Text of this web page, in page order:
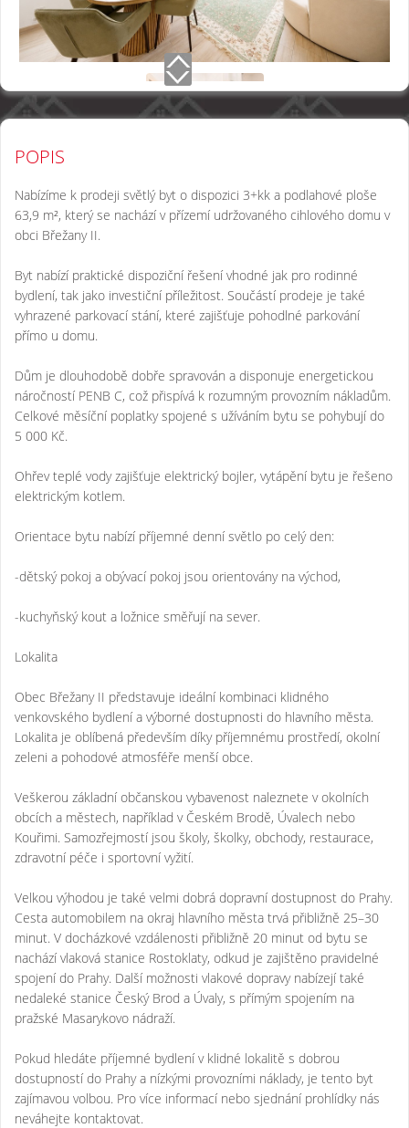
POPIS
Nabízíme k prodeji světlý byt o dispozici 3+kk a podlahové ploše
63,9 m², který se nachází v přízemí udržovaného cihlového domu v
obci Břežany II.
Byt nabízí praktické dispoziční řešení vhodné jak pro rodinné
bydlení, tak jako investiční příležitost. Součástí prodeje je také
vyhrazené parkovací stání, které zajišťuje pohodlné parkování
přímo u domu.
Dům je dlouhodobě dobře spravován a disponuje energetickou
náročností PENB C, což přispívá k rozumným provozním nákladům.
Celkové měsíční poplatky spojené s užíváním bytu se pohybují do
5 000 Kč.
Ohřev teplé vody zajišťuje elektrický bojler, vytápění bytu je řešeno
elektrickým kotlem.
Orientace bytu nabízí příjemné denní světlo po celý den:
-dětský pokoj a obývací pokoj jsou orientovány na východ,
-kuchyňský kout a ložnice směřují na sever.
Lokalita
Obec Břežany II představuje ideální kombinaci klidného
venkovského bydlení a výborné dostupnosti do hlavního města.
Lokalita je oblíbená především díky příjemnému prostředí, okolní
zeleni a pohodové atmosféře menší obce.
Veškerou základní občanskou vybavenost naleznete v okolních
obcích a městech, například v Českém Brodě, Úvalech nebo
Kouřimi. Samozřejmostí jsou školy, školky, obchody, restaurace,
zdravotní péče i sportovní vyžití.
Velkou výhodou je také velmi dobrá dopravní dostupnost do Prahy.
Cesta automobilem na okraj hlavního města trvá přibližně 25–30
minut. V docházkové vzdálenosti přibližně 20 minut od bytu se
nachází vlaková stanice Rostoklaty, odkud je zajištěno pravidelné
spojení do Prahy. Další možnosti vlakové dopravy nabízejí také
nedaleké stanice Český Brod a Úvaly, s přímým spojením na
pražské Masarykovo nádraží.
Pokud hledáte příjemné bydlení v klidné lokalitě s dobrou
dostupností do Prahy a nízkými provozními náklady, je tento byt
zajímavou volbou. Pro více informací nebo sjednání prohlídky nás
neváhejte kontaktovat.